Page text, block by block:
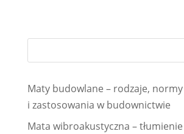
Maty budowlane – rodzaje, normy
i zastosowania w budownictwie
Mata wibroakustyczna –